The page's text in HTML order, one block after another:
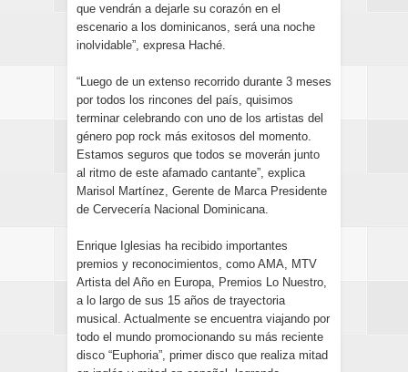
que vendrán a dejarle su corazón en el
escenario a los dominicanos, será una noche
inolvidable”, expresa Haché.
“Luego de un extenso recorrido durante 3 meses
por todos los rincones del país, quisimos
terminar celebrando con uno de los artistas del
género pop rock más exitosos del momento.
Estamos seguros que todos se moverán junto
al ritmo de este afamado cantante”, explica
Marisol Martínez, Gerente de Marca Presidente
de Cervecería Nacional Dominicana.
Enrique Iglesias ha recibido importantes
premios y reconocimientos, como AMA, MTV
Artista del Año en Europa, Premios Lo Nuestro,
a lo largo de sus 15 años de trayectoria
musical. Actualmente se encuentra viajando por
todo el mundo promocionando su más reciente
disco “Euphoria”, primer disco que realiza mitad